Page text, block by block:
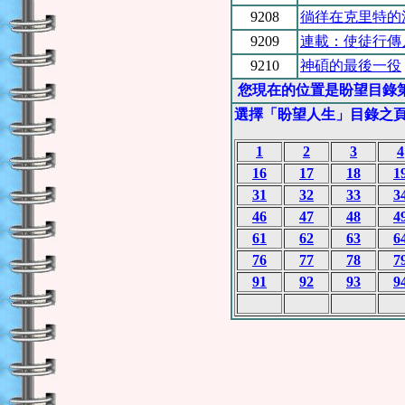
9208
徜徉在克里特的
9209
連載：使徒行
9210
神碩的最後一役
您現在的位置是盼望目錄
選擇「盼望人生」目錄之
1 2 3
4
16
17 18
31
32 33
46
47 48
61
62 63
76
77 78
91
92 93